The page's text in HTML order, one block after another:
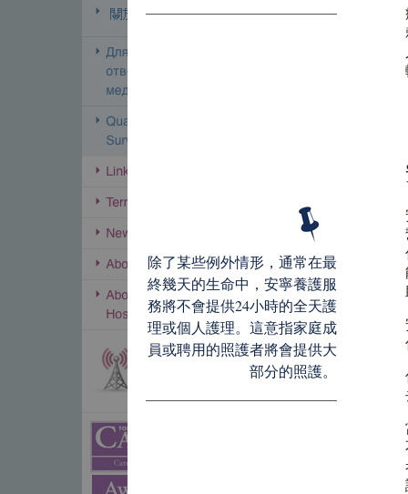
除了某些例外情形，通常在最
終幾天的生命中，安寧養護服
務將不會提供24小時的全天護
理或個人護理。這意指家庭成
員或聘用的照護者將會提供大
部分的照護。